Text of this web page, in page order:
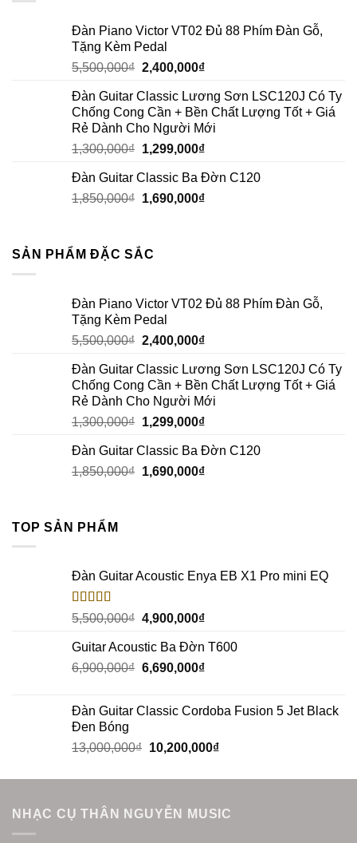
Đàn Piano Victor VT02 Đủ 88 Phím Đàn Gỗ,
Tặng Kèm Pedal
5,500,000₫ 2,400,000₫
Đàn Guitar Classic Lương Sơn LSC120J Có Ty
Chống Cong Cần + Bền Chất Lượng Tốt + Giá
Rẻ Dành Cho Người Mới
1,300,000₫ 1,299,000₫
Đàn Guitar Classic Ba Đờn C120
1,850,000₫ 1,690,000₫
SẢN PHẨM ĐẶC SẮC
Đàn Piano Victor VT02 Đủ 88 Phím Đàn Gỗ,
Tặng Kèm Pedal
5,500,000₫ 2,400,000₫
Đàn Guitar Classic Lương Sơn LSC120J Có Ty
Chống Cong Cần + Bền Chất Lượng Tốt + Giá
Rẻ Dành Cho Người Mới
1,300,000₫ 1,299,000₫
Đàn Guitar Classic Ba Đờn C120
1,850,000₫ 1,690,000₫
TOP SẢN PHẨM
Đàn Guitar Acoustic Enya EB X1 Pro mini EQ
Rated5.00
out of 5
5,500,000₫ 4,900,000₫
Guitar Acoustic Ba Đờn T600
6,900,000₫ 6,690,000₫
Đàn Guitar Classic Cordoba Fusion 5 Jet Black
Đen Bóng
13,000,000₫ 10,200,000₫
NHẠC CỤ THÂN NGUYỄN MUSIC